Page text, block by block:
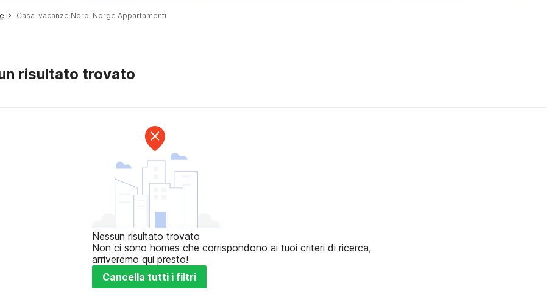
Casa-vacanze Nord-Norge Appartamenti
risultato trovato
Nessun risultato trovato
Non ci sono homes che corrispondono ai tuoi criteri di ricerca,
arriveremo qui presto!
Cancella tutti i filtri